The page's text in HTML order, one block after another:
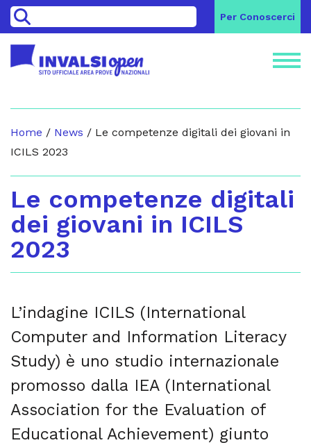
> Per Conoscerci
Home / News / Le competenze digitali dei giovani in
ICILS 2023
Le competenze digitali
dei giovani in ICILS
2023
L’indagine ICILS (International
Computer and Information Literacy
Study) è uno studio internazionale
promosso dalla IEA (International
Association for the Evaluation of
Educational Achievement) giunto